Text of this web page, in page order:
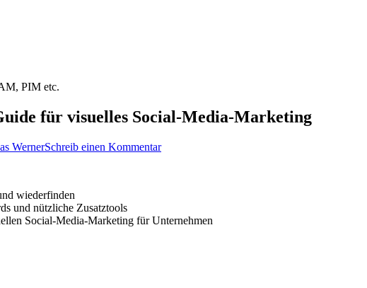
PIM etc.
für visuelles Social-Media-Marketing
WernerSchreib einen Kommentar
wiederfinden
und nützliche Zusatztools
Social-Media-Marketing für Unternehmen